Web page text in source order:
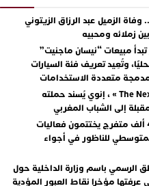
وفاة الزميل عبد الرزاق الزيتوني
زملائه ومحبيه
مبيعات “نيسان ماجنيت”
وتُعِيد تعريف فئة السيارات
متعددة الاستخدامات
مع « The Next Ad » ، إنوي يُسند حملته
إلى الشباب المغربي
أكثر من 45 ألف متفرج يختتمون فعاليات
للناظور في أجواء
الرسمي باسم وزارة الداخلية حول
عرفتها مؤخرا نقاط العبور المؤدية